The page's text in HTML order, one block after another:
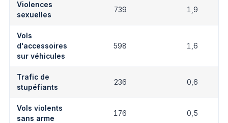
Violences
sexuelles
739 1,9
Vols
d'accessoires
sur véhicules
598 1,6
Trafic de
stupéfiants
236 0,6
Vols violents
sans arme
176 0,5